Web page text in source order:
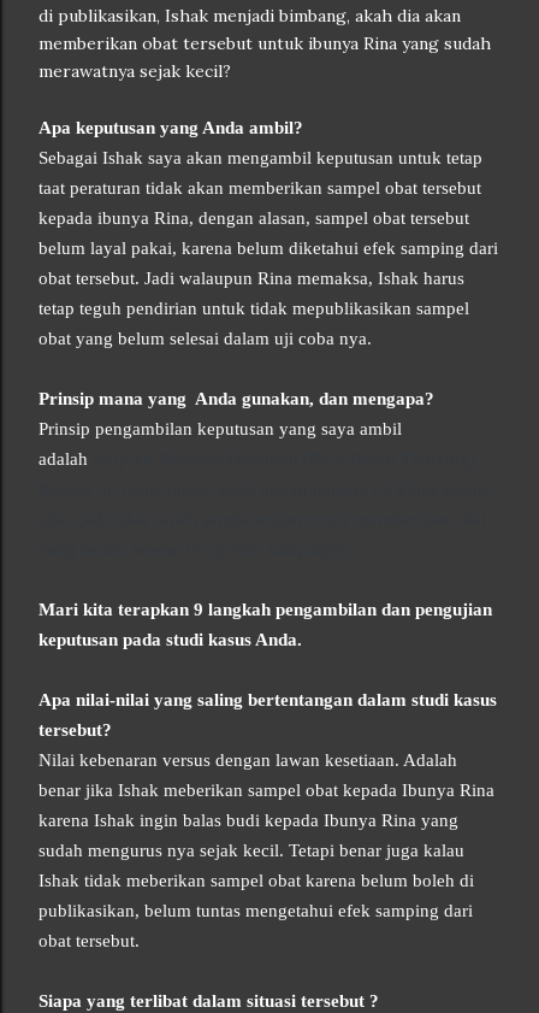
di publikasikan, Ishak menjadi bimbang, akah dia akan
memberikan obat tersebut untuk ibunya Rina yang sudah
merawatnya sejak kecil?
Apa keputusan yang Anda ambil?
Sebagai Ishak saya akan mengambil keputusan untuk tetap
taat peraturan tidak akan memberikan sampel obat tersebut
kepada ibunya Rina, dengan alasan, sampel obat tersebut
belum layal pakai, karena belum diketahui efek samping dari
obat tersebut. Jadi walaupun Rina memaksa, Ishak harus
tetap teguh pendirian untuk tidak mepublikasikan sampel
obat yang belum selesai dalam uji coba nya.
Prinsip mana yang Anda gunakan, dan mengapa?
Prinsip pengambilan keputusan yang saya ambil
adalah
Mari kita terapkan 9 langkah pengambilan dan pengujian
keputusan pada studi kasus Anda.
Apa nilai-nilai yang saling bertentangan dalam studi kasus
tersebut?
Nilai kebenaran versus dengan lawan kesetiaan. Adalah
benar jika Ishak meberikan sampel obat kepada Ibunya Rina
karena Ishak ingin balas budi kepada Ibunya Rina yang
sudah mengurus nya sejak kecil. Tetapi benar juga kalau
Ishak tidak meberikan sampel obat karena belum boleh di
publikasikan, belum tuntas mengetahui efek samping dari
obat tersebut.
Siapa yang terlibat dalam situasi tersebut ?